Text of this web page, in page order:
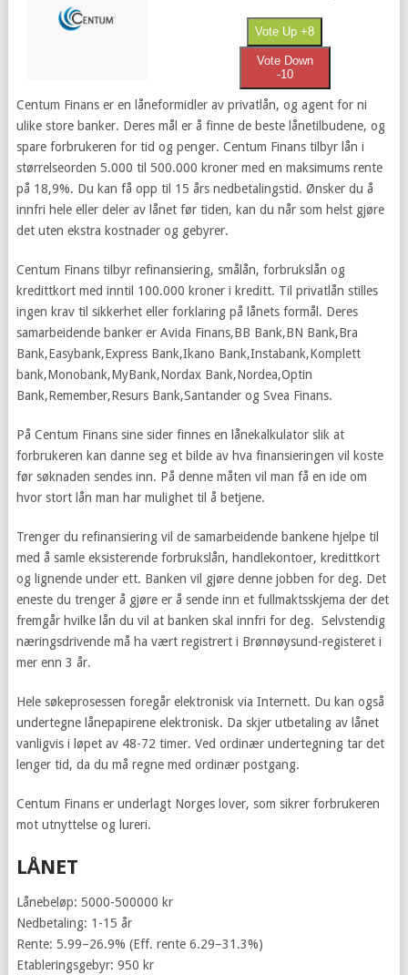
Vote Up +8
Vote Down
-10
Centum Finans er en låneformidler av privatlån, og agent for ni
ulike store banker. Deres mål er å finne de beste lånetilbudene, og
spare forbrukeren for tid og penger. Centum Finans tilbyr lån i
størrelseorden 5.000 til 500.000 kroner med en maksimums rente
på 18,9%. Du kan få opp til 15 års nedbetalingstid. Ønsker du å
innfri hele eller deler av lånet før tiden, kan du når som helst gjøre
det uten ekstra kostnader og gebyrer.
Centum Finans tilbyr refinansiering, smålån, forbrukslån og
kredittkort med inntil 100.000 kroner i kreditt. Til privatlån stilles
ingen krav til sikkerhet eller forklaring på lånets formål. Deres
samarbeidende banker er Avida Finans,BB Bank,BN Bank,Bra
Bank,Easybank,Express Bank,Ikano Bank,Instabank,Komplett
bank,Monobank,MyBank,Nordax Bank,Nordea,Optin
Bank,Remember,Resurs Bank,Santander og Svea Finans.
På Centum Finans sine sider finnes en lånekalkulator slik at
forbrukeren kan danne seg et bilde av hva finansieringen vil koste
før søknaden sendes inn. På denne måten vil man få en ide om
hvor stort lån man har mulighet til å betjene.
Trenger du refinansiering vil de samarbeidende bankene hjelpe til
med å samle eksisterende forbrukslån, handlekontoer, kredittkort
og lignende under ett. Banken vil gjøre denne jobben for deg. Det
eneste du trenger å gjøre er å sende inn et fullmaktsskjema der det
fremgår hvilke lån du vil at banken skal innfri for deg. Selvstendig
næringsdrivendemå ha vært registrert i Brønnøysund-registeret i
mer enn 3 år.
Hele søkeprosessen foregår elektronisk via Internett. Du kan også
undertegne lånepapirene elektronisk. Da skjer utbetaling av lånet
vanligvisi løpet av 48-72 timer. Ved ordinær undertegning tar det
lenger tid, da du må regne med ordinær postgang.
Centum Finans er underlagt Norges lover, som sikrer forbrukeren
mot utnyttelse og lureri.
LÅNET
Lånebeløp: 5000-500000 kr
Nedbetaling: 1-15 år
Rente: 5.99–26.9% (Eff. rente 6.29–31.3%)
Etableringsgebyr: 950 kr